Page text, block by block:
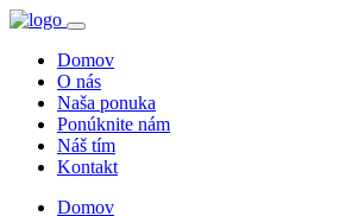
Domov
O nás
Naša ponuka
Ponúknite nám
Náš tím
Kontakt
Domov